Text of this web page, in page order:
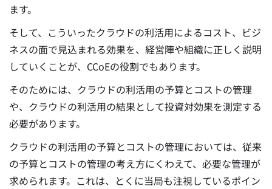
ます。
そして、こういったクラウドの利活用によるコスト、ビジ
ネスの面で見込まれる効果を、経営陣や組織に正しく説明
していくことが、CCoEの役割でもあります。
そのためには、クラウドの利活用の予算とコストの管理
や、クラウドの利活用の結果として投資対効果を測定する
必要があります。
クラウドの利活用の予算とコストの管理においては、従来
の予算とコストの管理の考え方にくわえて、必要な管理が
求められます。これは、とくに当局も注視しているポイン